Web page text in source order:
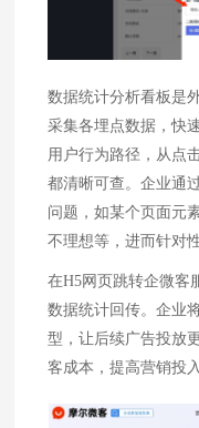
数据统计分析看板是
采集各埋点数据，快
用户行为路径，从点
都清晰可查。企业通
问题，如某个页面元
不理想等，进而针对
在H5网页跳转企微客
数据统计回传。企业
型，让后续广告投放
客成本，提高营销投